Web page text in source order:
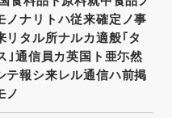
ノナリトハ従来確定ノ事
タル所ナルカ適般｢タ
｣通信員カ英国ト亜尓然
テ報シ来レル通信ハ前掲
ノ